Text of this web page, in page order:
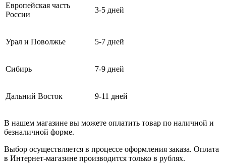
Европейская часть
России
3-5 дней
Урал и Поволжье 5-7 дней
Сибирь 7-9 дней
Дальний Восток 9-11 дней
В нашем магазине вы можете оплатить товар по наличной и
безналичной форме.
Выбор осуществляется в процессе оформления заказа. Оплата
в Интернет-магазине производится только в рублях.